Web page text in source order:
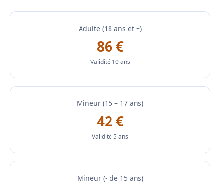
Adulte (18 ans et +)
86 €
Validité 10 ans
Mineur (15 – 17 ans)
42 €
Validité 5 ans
Mineur (- de 15 ans)